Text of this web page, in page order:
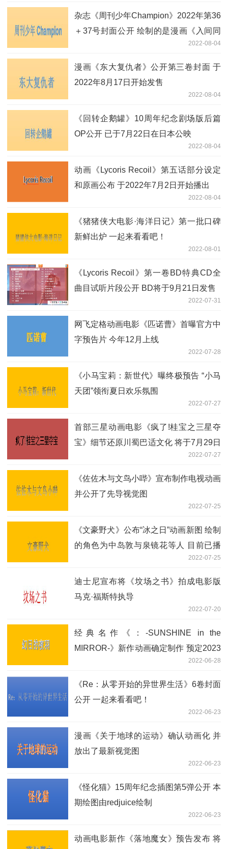
杂志《周刊少年Champion》2022年第36
＋37号封面公开 绘制的是漫画《入间同
学入魔了!》和《魔界的主角是我们!》
2022-08-04
漫画《东大复仇者》公开第三卷封面 于
2022年8月17日开始发售
2022-08-04
《回转企鹅罐》10周年纪念剧场版后篇
OP公开 已于7月22日在日本公映
2022-08-04
动画《Lycoris Recoil》第五话部分设定
和原画公布 于2022年7月2日开始播出
2022-08-04
《猪猪侠大电影·海洋日记》第一批口碑
新鲜出炉 一起来看看吧！
2022-08-01
《Lycoris Recoil》第一卷BD特典CD全
曲目试听片段公开 BD将于9月21日发售
2022-07-31
网飞定格动画电影《匹诺曹》首曝官方中
字预告片 今年12月上线
2022-07-28
《小马宝莉：新世代》曝终极预告 “小马
天团”领衔夏日欢乐氛围
2022-07-27
首部三星动画电影《疯了!桂宝之三星夺
宝》细节还原川蜀巴适文化 将于7月29日
2022-07-27
《佐佐木与文鸟小哔》宣布制作电视动画
并公开了先导视觉图
2022-07-25
《文豪野犬》公布“冰之日”动画新图 绘制
的角色为中岛敦与泉镜花等人 目前已播
2022-07-25
迪士尼宣布将《坟场之书》拍成电影版
马克·福斯特执导
2022-07-20
经典名作《：-SUNSHINE in the
MIRROR-》新作动画确定制作 预定2023
2022-06-28
《Re：从零开始的异世界生活》6卷封面
公开 一起来看看吧！
2022-06-23
漫画《关于地球的运动》确认动画化 并
放出了最新视觉图
2022-06-23
《怪化猫》15周年纪念插图第5弹公开 本
期绘图由redjuice绘制
2022-06-23
动画电影新作《落地魔女》预告发布 将